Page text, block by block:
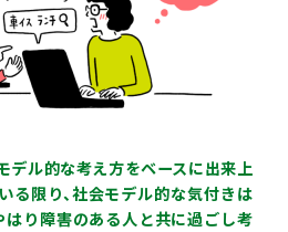
デル的な考え方をベースに出来上
る限り、社会モデル的な気付きは
はり障害のある人と共に過ごし考